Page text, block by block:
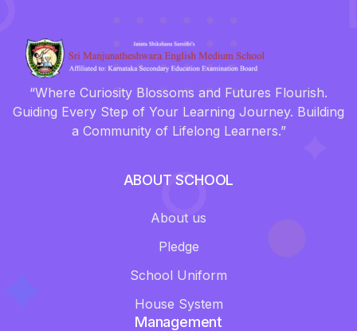
“Where Curiosity Blossoms and Futures Flourish.
Guiding Every Step of Your Learning Journey. Building
a Community of Lifelong Learners.”
ABOUT SCHOOL
About us
Pledge
School Uniform
House System
Management